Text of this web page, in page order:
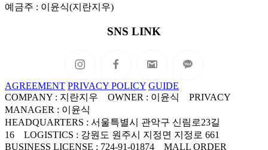
예금주 : 이윤식(지란지우)
SNS LINK
AGREEMENT PRIVACY POLICY GUIDE
COMPANY : 지란지우 OWNER : 이윤식 PRIVACY
MANAGER : 이윤식
HEADQUARTERS : 서울특별시 관악구 신림로23길
16 LOGISTICS : 강원도 원주시 지정면 지정로 661
BUSINESS LICENSE : 724-91-01874 MALL ORDER